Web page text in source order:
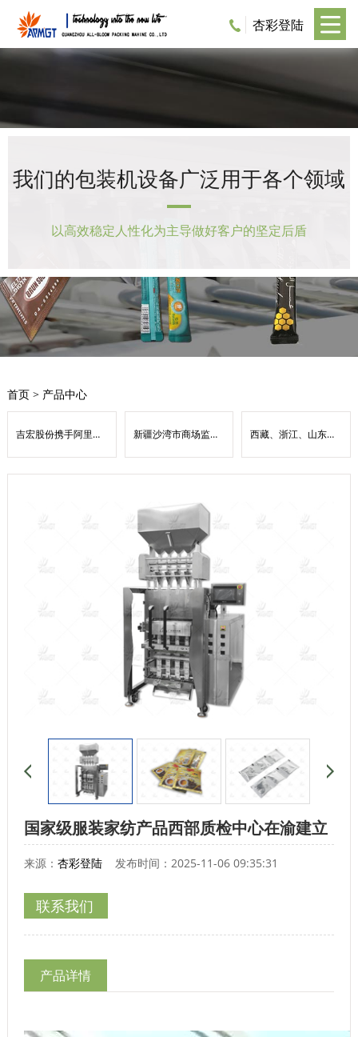
杏彩登陆
我们的包装机设备广泛用于各个领域
以高效稳定人性化为主导做好客户的坚定后盾
首页> 产品中心
吉宏股份携手阿里云 共筑AI原生底座 新疆沙湾市商场监督管理局：数字赋能优监管 扫码入企惠营商 西藏、浙江、山东、上海、安徽等地经济提高速度领跑全国——31省份经济“半年报”出炉
国家级服装家纺产品西部质检中心在渝建立
来源： 杏彩登陆发布时间：2025-11-06 09:35:31
联系我们
产品详情